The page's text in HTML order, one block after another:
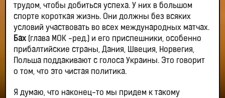
трудом, чтобы добиться успеха. У них в большом
спорте короткая жизнь. Они должны без всяких
условий участвовать во всех международных матчах.
Бах (глава МОК -ред.) и его приспешники, особенно
прибалтийские страны, Дания, Швеция, Норвегия,
Польша поддакивают с голоса Украины. Это говорит
о том, что это чистая политика.
Я думаю, что наконец-то мы придем к такому